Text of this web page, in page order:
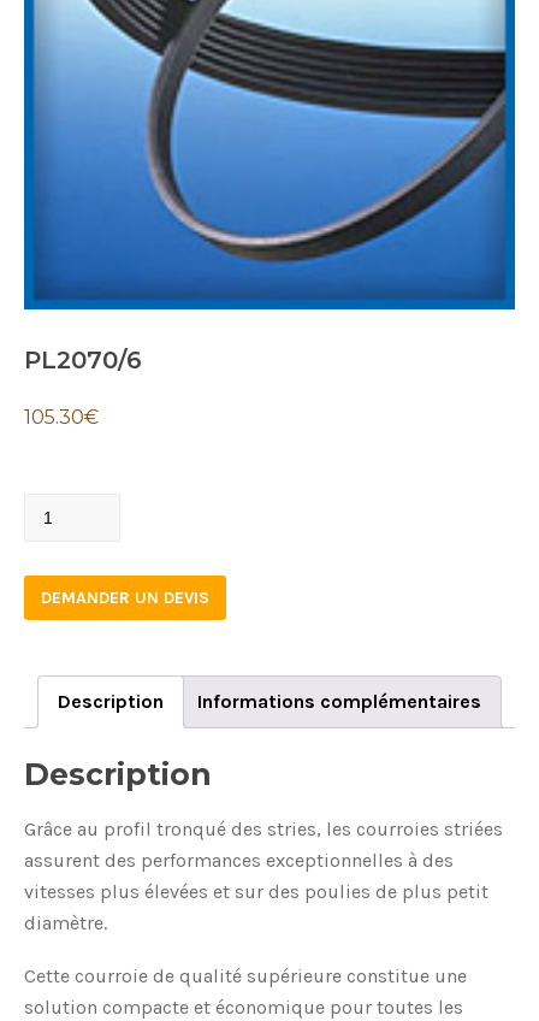
PL2070/6
105.30€
PL2070/6
DEMANDER UN DEVIS
Description Informations complémentaires
Description
Grâce au profil tronqué des stries, les courroies striées
assurent des performances exceptionnelles à des
vitesses plus élevées et sur des poulies de plus petit
diamètre.
Cette courroie de qualité supérieure constitue une
solution compacte et économique pour toutes les